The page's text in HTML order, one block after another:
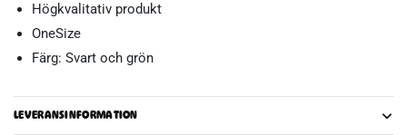
Högkvalitativ produkt
OneSize
Färg: Svart och grön
LEVERANSINFORMATION